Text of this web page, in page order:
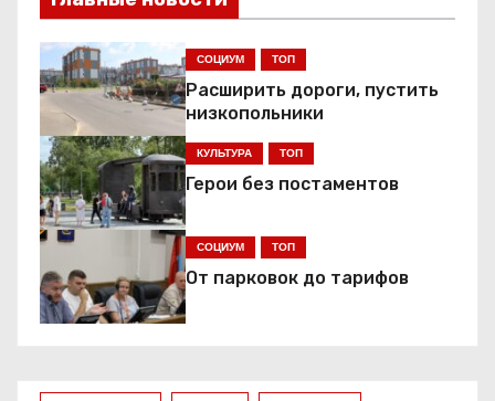
г
а
ц
и
я
п
о
СОЦИУМ ТОП
Расширить дороги, пустить
низкопольники
КУЛЬТУРА ТОП
Герои без постаментов
СОЦИУМ ТОП
От парковок до тарифов